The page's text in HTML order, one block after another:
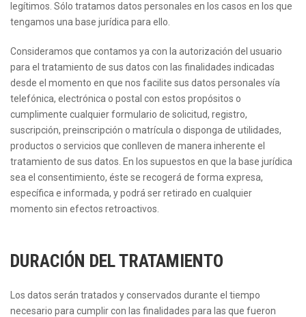
legítimos. Sólo tratamos datos personales en los casos en los que
tengamos una base jurídica para ello.
Consideramos que contamos ya con la autorización del usuario
para el tratamiento de sus datos con las finalidades indicadas
desde el momento en que nos facilite sus datos personales vía
telefónica, electrónica o postal con estos propósitos o
cumplimente cualquier formulario de solicitud, registro,
suscripción, preinscripción o matrícula o disponga de utilidades,
productos o servicios que conlleven de manera inherente el
tratamiento de sus datos. En los supuestos en que la base jurídica
sea el consentimiento, éste se recogerá de forma expresa,
específica e informada, y podrá ser retirado en cualquier
momento sin efectos retroactivos.
DURACIÓN DEL TRATAMIENTO
Los datos serán tratados y conservados durante el tiempo
necesario para cumplir con las finalidades para las que fueron